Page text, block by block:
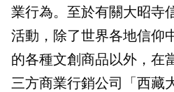
業行為。至於有關大昭寺
活動，除了世界各地信仰
的各種文創商品以外，在
三方商業行銷公司「西藏